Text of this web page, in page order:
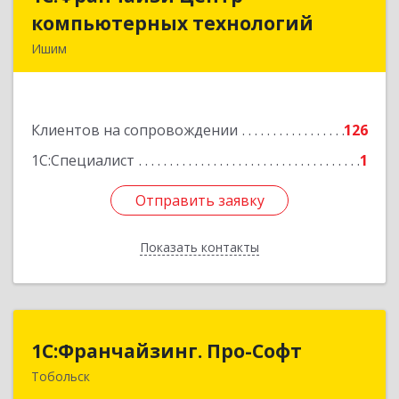
компьютерных технологий
Ишим
Клиентов на сопровождении
126
1С:Специалист
1
Отправить заявку
Показать контакты
компьютерных технологий
Подробнее
Отправить заявку
Назад
1С:Франчайзинг. Про-Софт
Тобольск
1С:Франчайзинг. Про-Софт
626150, Тюменская обл, Тобольск г, Малая